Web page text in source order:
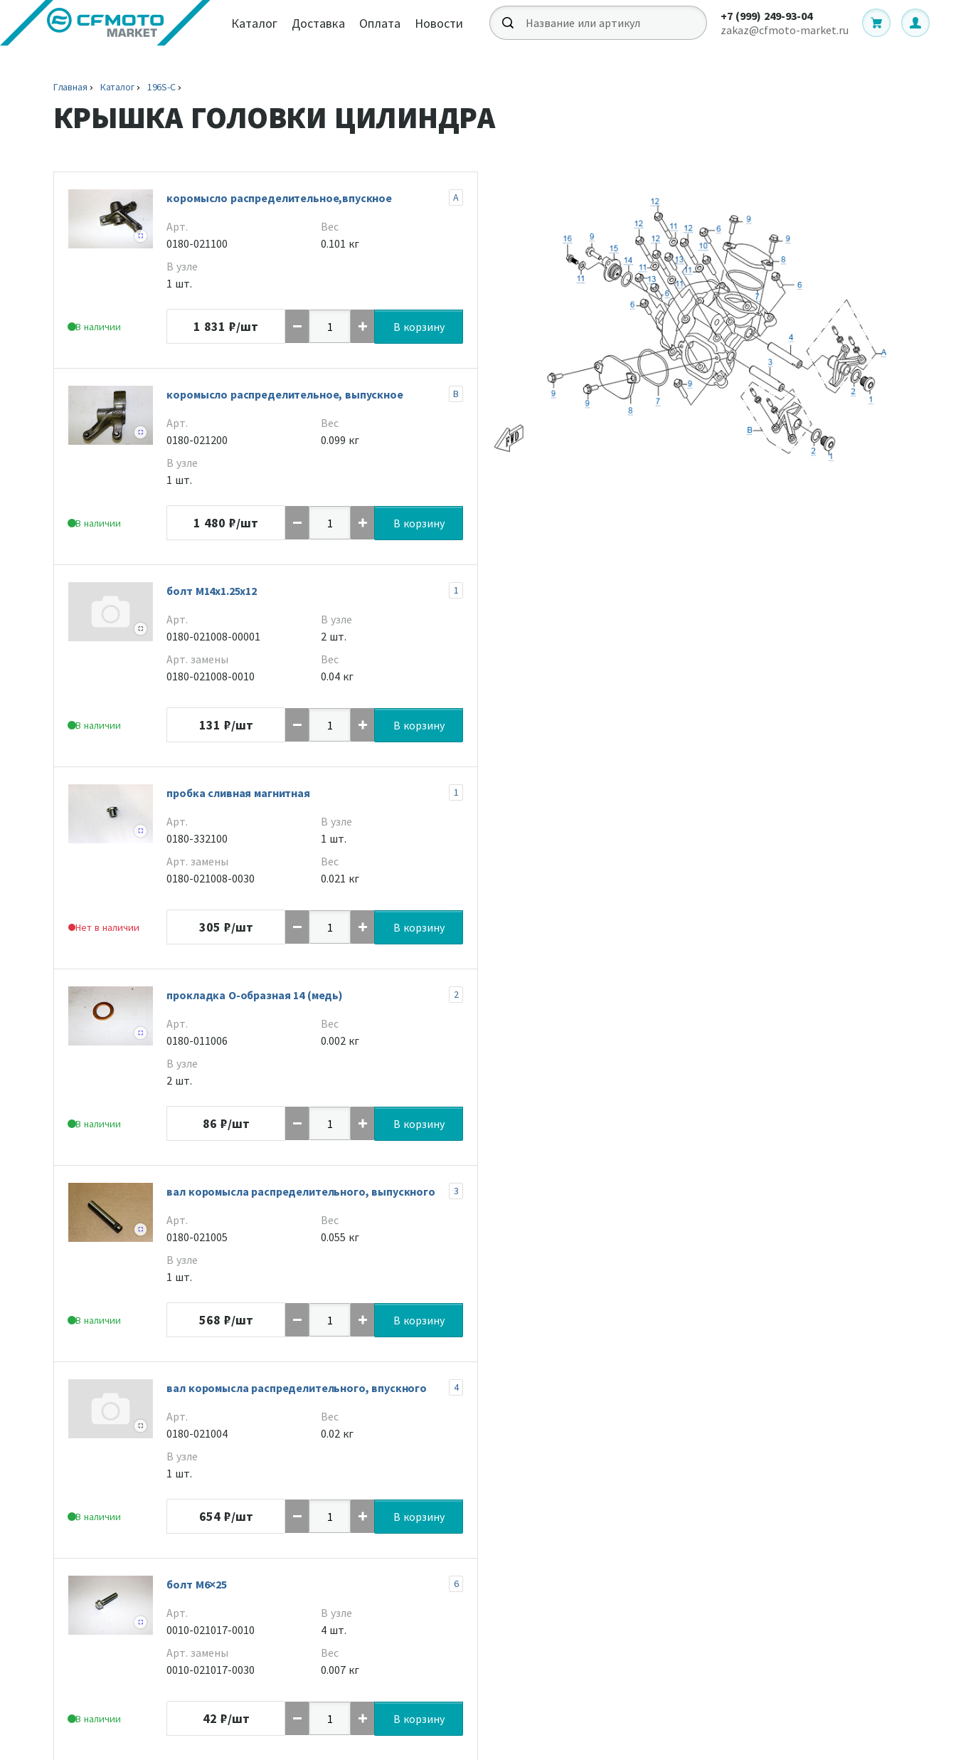
Каталог Доставка Оплата Новости
+7 (999) 249-93-04
zakaz@cfmoto-market.ru
Главная Каталог 196S-C
КРЫШКА ГОЛОВКИ ЦИЛИНДРА
В наличии
коромысло распределительное,впускное A
Арт.
0180-021100
В узле
1 шт.
Вес
0.101 кг
1 831 ₽/шт В корзину
В наличии
коромысло распределительное, выпускное B
Арт.
0180-021200
В узле
1 шт.
Вес
0.099 кг
1 480 ₽/шт В корзину
В наличии
болт M14x1.25x12 1
Арт.
0180-021008-00001
Арт. замены
0180-021008-0010
В узле
2 шт.
Вес
0.04 кг
131 ₽/шт В корзину
Нет в наличии
пробка сливная магнитная 1
Арт.
0180-332100
Арт. замены
0180-021008-0030
В узле
1 шт.
Вес
0.021 кг
305 ₽/шт В корзину
В наличии
прокладка О-образная 14 (медь) 2
Арт.
0180-011006
В узле
2 шт.
Вес
0.002 кг
86 ₽/шт В корзину
В наличии
вал коромысла распределительного, выпускного 3
Арт.
0180-021005
В узле
1 шт.
Вес
0.055 кг
568 ₽/шт В корзину
В наличии
вал коромысла распределительного, впускного 4
Арт.
0180-021004
В узле
1 шт.
Вес
0.02 кг
654 ₽/шт В корзину
В наличии
болт M6×25 6
Арт.
0010-021017-0010
Арт. замены
0010-021017-0030
В узле
4 шт.
Вес
0.007 кг
42 ₽/шт В корзину